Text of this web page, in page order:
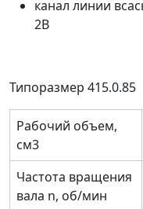
канал линии
2B
Типоразмер 415.0.85
Рабочий объем,
см3
Частота вращения
вала n, об/мин